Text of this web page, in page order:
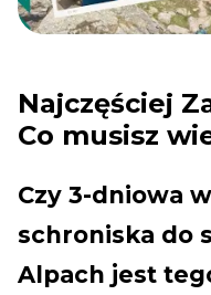
Najczęściej
Co musisz
Czy 3-dniowa
schroniska do
Alpach jest